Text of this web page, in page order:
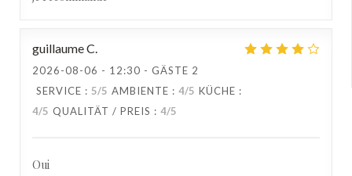
guillaumeC
2026-08-06 - 12:30 - GÄSTE 2
SERVICE : 5/5 AMBIENTE : 4/5 KÜCHE :
4/5 QUALITÄT / PREIS : 4/5
Oui